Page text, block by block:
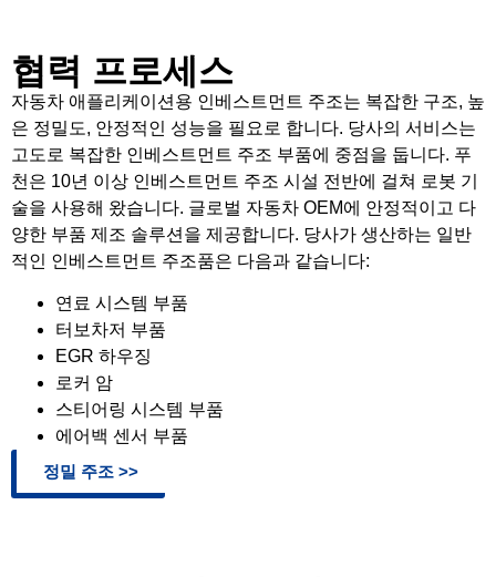
협력 프로세스
자동차 애플리케이션용 인베스트먼트 주조는 복잡한 구조, 높
은 정밀도, 안정적인 성능을 필요로 합니다. 당사의 서비스는
고도로 복잡한 인베스트먼트 주조 부품에 중점을 둡니다. 푸
천은 10년 이상 인베스트먼트 주조 시설 전반에 걸쳐 로봇 기
술을 사용해 왔습니다. 글로벌 자동차 OEM에 안정적이고 다
양한 부품 제조 솔루션을 제공합니다. 당사가 생산하는 일반
적인 인베스트먼트 주조품은 다음과 같습니다:
연료 시스템 부품
터보차저 부품
EGR 하우징
로커 암
스티어링 시스템 부품
에어백 센서 부품
정밀 주조 >>